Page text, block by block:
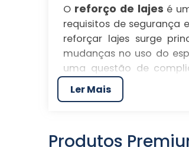
O reforço de lajes é
requisitos de segurança
reforçar lajes surge
mudanças no uso do
uma questão de
edificações e previne
atuais não são
Ler Mais
Produtos